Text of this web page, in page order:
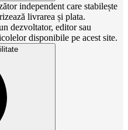
independent care stabilește
livrarea și plata.
dezvoltator, editor sau
disponibile pe acest site.